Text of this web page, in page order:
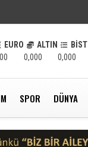
EURO
ALTIN
0,000
BİST
0,000
SPOR DÜNYA